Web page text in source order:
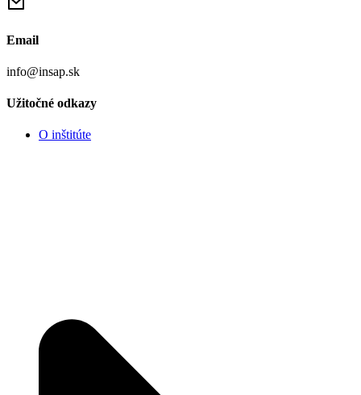
Email
info@insap.sk
Užitočné odkazy
O inštitúte